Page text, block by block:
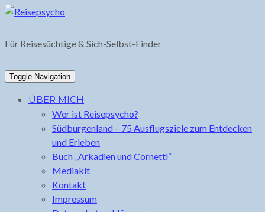
Skip
content
Für Reisesüchtige & Sich-Selbst-Finder
Toggle Navigation
ÜBER MICH
Wer ist Reisepsycho?
Südburgenland – 75 Ausflugsziele zum Entdecken
und Erleben
Buch „Arkadien und Cornetti“
Mediakit
Kontakt
Impressum